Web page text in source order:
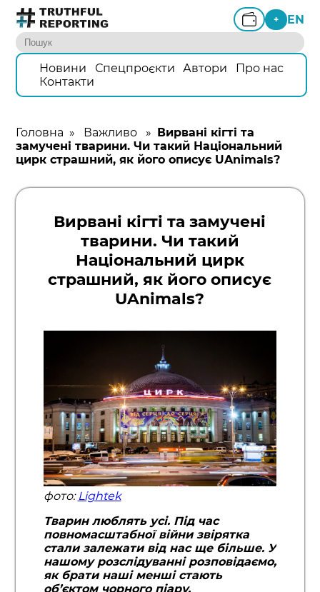
+ EN
Новини Спецпроєкти Автори
Про нас
Контакти
Головна » Важливо » Вирвані кігті та
замучені тварини. Чи такий Національний
цирк страшний, як його описує UAnimals?
Вирвані кігті та замучені
тварини. Чи такий
Національний цирк
страшний, як його описує
UAnimals?
фото: Lightek
Тварин люблять усі. Під час
повномасштабної війни звірятка
стали залежати від нас ще більше. У
нашому розслідуванні розповідаємо,
як брати наші менші стають
об’єктом чорного піару.